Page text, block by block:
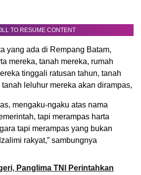
TO RESUME CONTENT
yang ada di Rempang Batam,
mereka, tanah mereka, rumah
tinggali ratusan tahun, tanah
leluhur mereka akan dirampas,
mengaku-ngaku atas nama
tapi merampas harta
tapi merampas yang bukan
rakyat,” sambungnya
Panglima TNI Perintahkan